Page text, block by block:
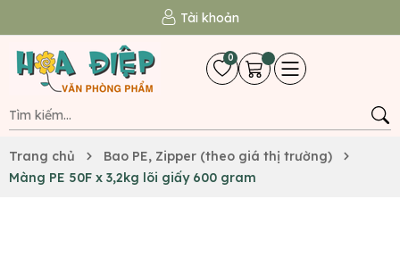
Tài khoản
0
Trang chủ
Bao PE, Zipper (theo giá thị trường)
Màng PE 50F x 3,2kg lõi giấy 600 gram